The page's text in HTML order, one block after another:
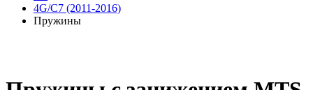
4G/C7 (2011-2016)
Пружины